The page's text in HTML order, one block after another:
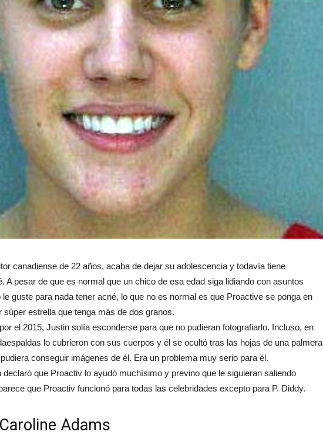
canadiense de 22 años, acaba de dejar su adolescencia y todavía tiene
A pesar de que es normal que un chico de esa edad siga lidiando con asuntos
guste para nada tener acné, lo que no es normal es que Proactive se ponga en
súper estrella que tenga más de dos granos.
el 2015, Justin solía esconderse para que no pudieran fotografiarlo. Incluso, en
lo cubrieron con sus cuerpos y él se ocultó tras las hojas de una palmera
conseguir imágenes de él. Era un problema muy serio para él.
declaró que Proactiv lo ayudó muchísimo y previno que le siguieran saliendo
que Proactiv funcionó para todas las celebridades excepto para P. Diddy.
Adams